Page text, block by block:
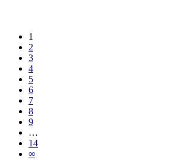
1
2
3
4
5
6
7
8
9
…
14
∞